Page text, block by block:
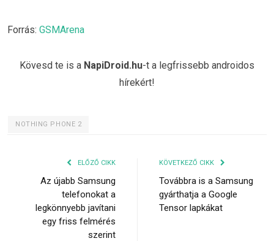
Forrás: GSMArena
Kövesd te is a NapiDroid.hu-t a legfrissebb androidos
hírekért!
NOTHING PHONE 2
ELŐZŐ CIKK
Az újabb Samsung
telefonokat a
legkönnyebb javítani
egy friss felmérés
szerint
KÖVETKEZŐ CIKK
Továbbra is a Samsung
gyárthatja a Google
Tensor lapkákat